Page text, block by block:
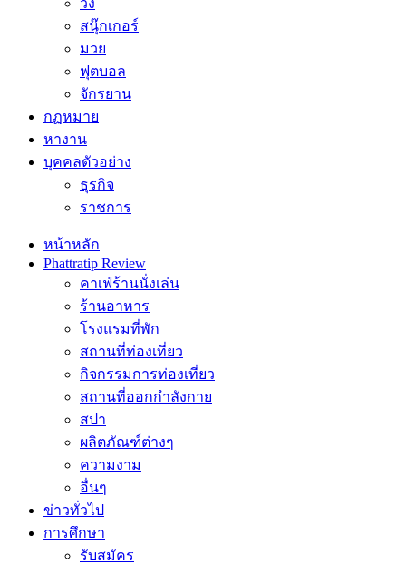
วิ่ง
สนุ๊กเกอร์
มวย
ฟุตบอล
จักรยาน
กฏหมาย
หางาน
บุคคลตัวอย่าง
ธุรกิจ
ราชการ
หน้าหลัก
Phattratip Review
คาเฟ่ร้านนั่งเล่น
ร้านอาหาร
โรงแรมที่พัก
สถานที่ท่องเที่ยว
กิจกรรมการท่องเที่ยว
สถานที่ออกกำลังกาย
สปา
ผลิตภัณฑ์ต่างๆ
ความงาม
อื่นๆ
ข่าวทั่วไป
การศึกษา
รับสมัคร